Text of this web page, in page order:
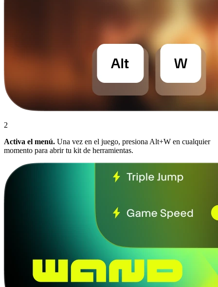
2
Activa el menú. Una vez en el juego, presiona Alt+W en cualquier
momento para abrir tu kit de herramientas.